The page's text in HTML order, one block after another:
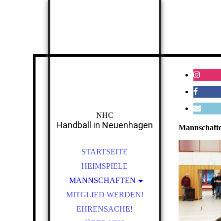
NHC
Handball in Neuenhagen
STARTSEITE
HEIMSPIELE
MANNSCHAFTEN
MÄNNER
FRAUEN I
MITGLIED WERDEN!
EHRENSACHE!